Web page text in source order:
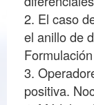
2. El caso
el anillo de
3.
positiva.